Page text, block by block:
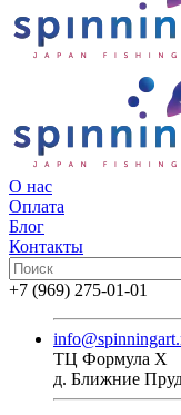
О нас
Оплата
Блог
Контакты
+7 (969) 275-01-01
ТЦ Формула X
д. Ближние